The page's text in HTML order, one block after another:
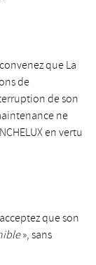
que La
de
de son
ne
en vertu
que son
», sans